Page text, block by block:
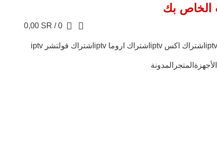
الخاص بك
0
/
0,00 SR
اشتراك اكس iptv اشتراك اروما iptv اشتراك فولتشر iptv
الأجهزة المتجر المدونة